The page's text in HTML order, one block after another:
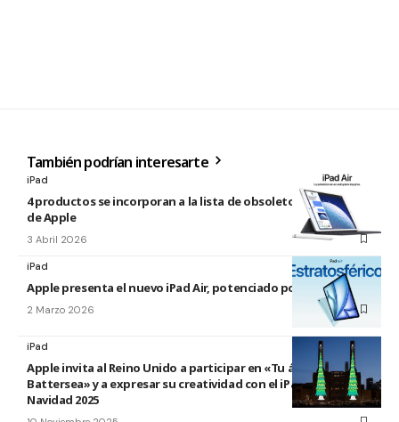
También podrían interesarte
iPad
4 productos se incorporan a la lista de obsoletos y antiguos
de Apple
3 Abril 2026
iPad
Apple presenta el nuevo iPad Air, potenciado por el M4
2 Marzo 2026
iPad
Apple invita al Reino Unido a participar en «Tu árbol en
Battersea» y a expresar su creatividad con el iPad esta
Navidad 2025